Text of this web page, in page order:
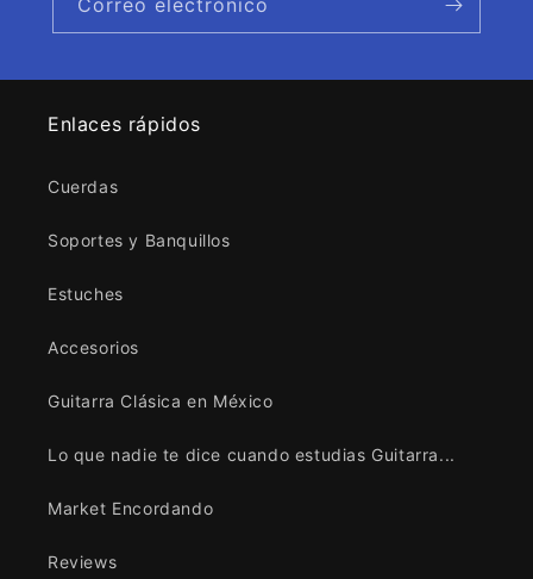
Enlaces rápidos
Cuerdas
Soportes y Banquillos
Estuches
Accesorios
Guitarra Clásica en México
Lo que nadie te dice cuando estudias Guitarra...
Market Encordando
Reviews